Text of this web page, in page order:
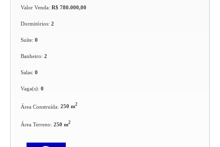
Valor Venda:R$ 780.000,00
Dormitórios:2
Suíte:0
Banheiro:2
Salas:0
Vaga(s):0
Área Construída:250 m2
Área Terreno:250 m2